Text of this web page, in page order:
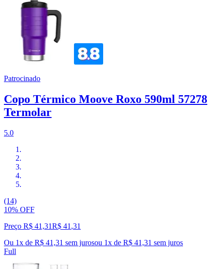
Patrocinado
Copo Térmico Moove Roxo 590ml 57278
Termolar
5.0
(14)
10% OFF
Preço R$ 41,31R$ 41 ,31
Ou 1x de R$ 41,31 sem jurosou 1x de R$ 41,31 sem juros
Full